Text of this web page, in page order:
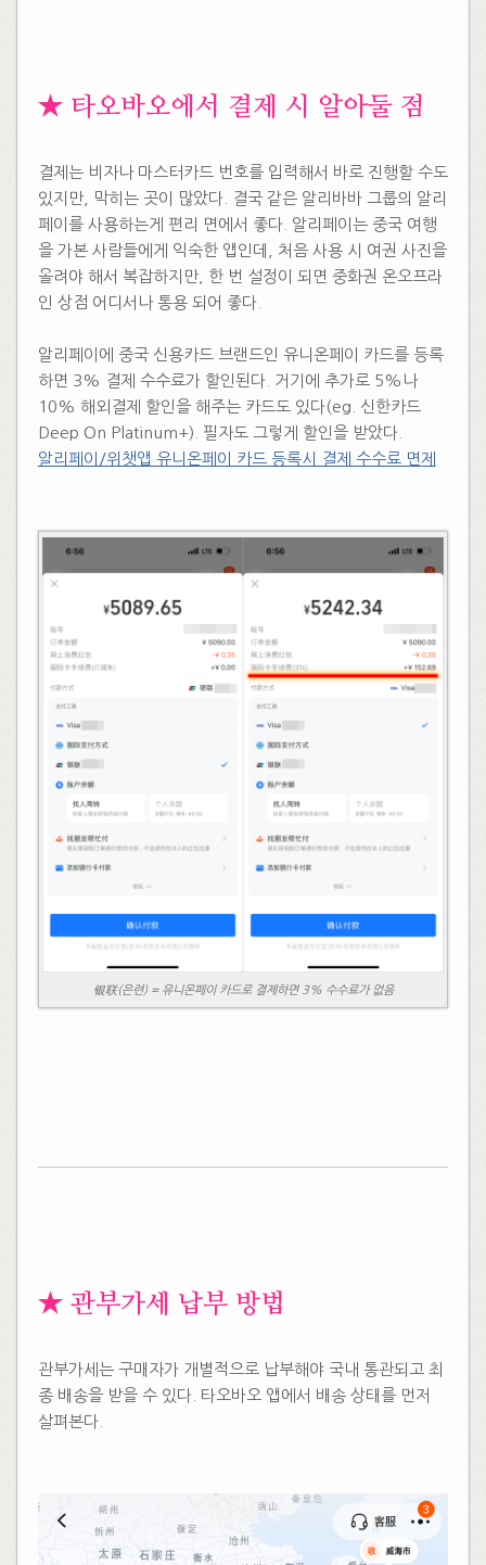
​★ 타오바오에서 결제 시 알아둘 점
결제는 비자나 마스터카드 번호를 입력해서 바로 진행할 수도
있지만, 막히는 곳이 많았다. 결국 같은 알리바바 그룹의 알리
페이를 사용하는게 편리 면에서 좋다. 알리페이는 중국 여행
을 가본 사람들에게 익숙한 앱인데, 처음 사용 시 여권 사진을
올려야 해서 복잡하지만, 한 번 설정이 되면 중화권 온오프라
인 상점 어디서나 통용 되어 좋다.
알리페이에 중국 신용카드 브랜드인 유니온페이 카드를 등록
하면 3% 결제 수수료가 할인된다. 거기에 추가로 5%나
10% 해외결제 할인을 해주는 카드도 있다(eg. 신한카드
Deep On Platinum+). 필자도 그렇게 할인을 받았다.
알리페이/위챗앱 유니온페이 카드 등록시 결제 수수료 면제
银联(은련) = 유니온페이 카드로 결제하면 3% 수수료가 없음
​★ 관부가세 납부 방법
관부가세는 구매자가 개별적으로 납부해야 국내 통관되고 최
종 배송을 받을 수 있다. 타오바오 앱에서 배송 상태를 먼저
살펴본다.